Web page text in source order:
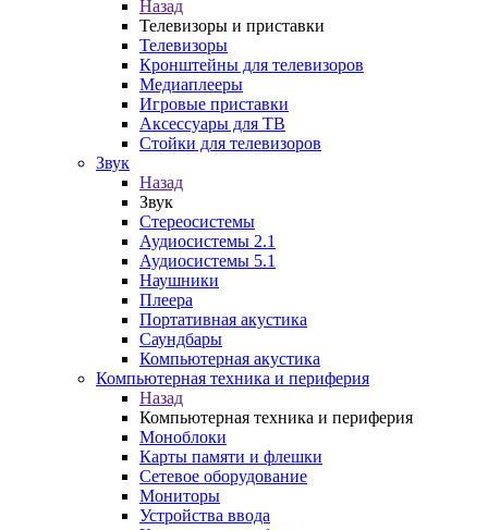
Назад
Телевизоры и приставки
Телевизоры
Кронштейны для телевизоров
Медиаплееры
Игровые приставки
Аксессуары для ТВ
Стойки для телевизоров
Звук
Назад
Звук
Стереосистемы
Аудиосистемы 2.1
Аудиосистемы 5.1
Наушники
Плеера
Портативная акустика
Саундбары
Компьютерная акустика
Компьютерная техника и периферия
Назад
Компьютерная техника и периферия
Моноблоки
Карты памяти и флешки
Сетевое оборудование
Мониторы
Устройства ввода